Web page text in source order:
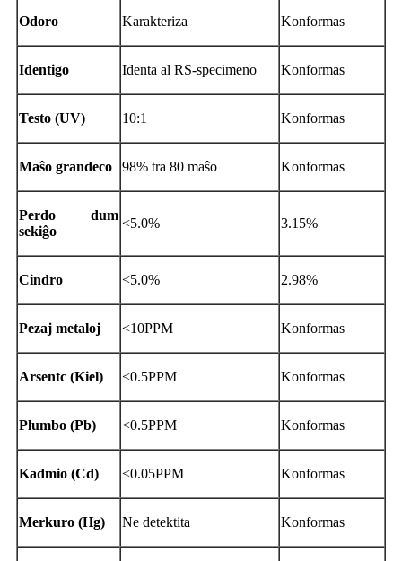
Odoro Karakteriza Konformas
Identigo Identa al RS-specimeno Konformas
Testo (UV) 10:1 Konformas
Maŝo grandeco 98% tra 80 maŝo Konformas
Perdo dum
sekiĝo
<5.0% 3.15%
Cindro <5.0% 2.98%
Pezaj metaloj <10PPM Konformas
Arsentc (Kiel) <0.5PPM Konformas
Plumbo (Pb) <0.5PPM Konformas
Kadmio (Cd) <0.05PPM Konformas
Merkuro (Hg) Ne detektita Konformas